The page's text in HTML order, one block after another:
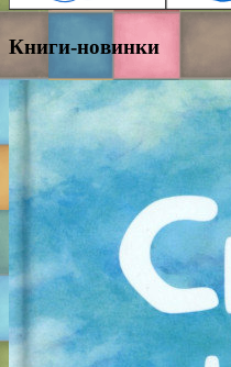
Книги-новинки